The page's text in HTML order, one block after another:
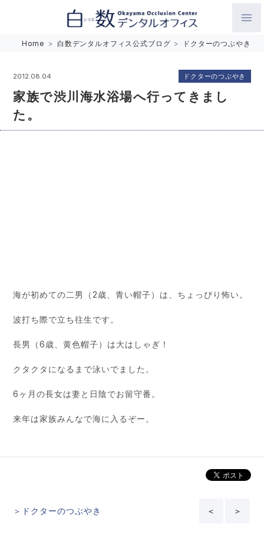
Home > 白数デンタルオフィス公式ブログ > ドクターのつぶやき
2012.08.04
家族で渋川海水浴場へ行ってきまし
た。
ドクターのつぶやき
海が初めての二男（2歳、青い帽子）は、ちょっぴり怖い。
波打ち際で立ち往生です。
長男（6歳、黄色帽子）は大はしゃぎ！
クタクタになるまで泳いでました。
6ヶ月の長女は妻と日陰でお留守番。
来年は家族みんなで海に入るぞー。
＞ドクターのつぶやき ＜ ＞